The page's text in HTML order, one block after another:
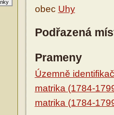
obec Uhy
Podřazená
Prameny
Územně
matrika (1784-
matrika (1784-